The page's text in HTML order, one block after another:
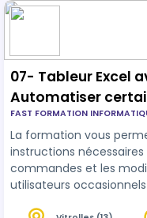
07- Tableur Excel
Automatiser
répétitives (2j) -v2
FAST FORMATION
La formation vous permettra d'utiliser les
instructions
commandes et les
utilisateurs